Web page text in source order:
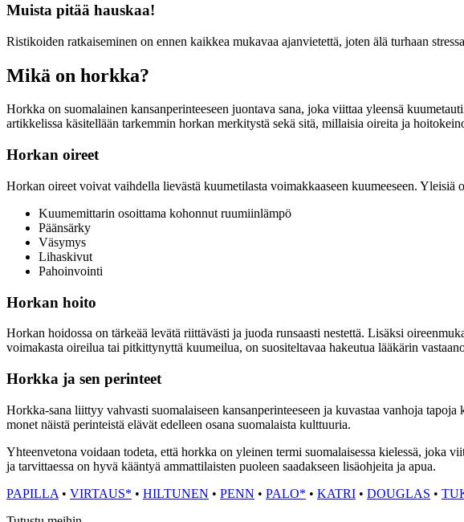
Muista pitää hauskaa!
Ristikoiden ratkaiseminen on ennen kaikkea mukavaa ajanvietettä, joten älä turhaan
Mikä on horkka?
Horkka on suomalainen kansanperinteeseen juontava sana, joka viittaa yleensä
artikkelissa käsitellään tarkemmin horkan merkitystä sekä sitä, millaisia oireita ja
Horkan oireet
Horkan oireet voivat vaihdella lievästä kuumetilasta voimakkaaseen kuumeeseen. Yleisiä
Kuumemittarin osoittama kohonnut ruumiinlämpö
Päänsärky
Väsymys
Lihaskivut
Pahoinvointi
Horkan hoito
Horkan hoidossa on tärkeää levätä riittävästi ja juoda runsaasti nestettä. Lisäksi
voimakasta oireilua tai pitkittynyttä kuumeilua, on suositeltavaa hakeutua lääkärin
Horkka ja sen perinteet
Horkka-sana liittyy vahvasti suomalaiseen kansanperinteeseen ja kuvastaa vanhoja
monet näistä perinteistä elävät edelleen osana suomalaista kulttuuria.
Yhteenvetona voidaan todeta, että horkka on yleinen termi suomalaisessa kielessä, joka
ja tarvittaessa on hyvä kääntyä ammattilaisten puoleen saadakseen lisäohjeita ja apua.
PAPILLA • VIRTAUS* • HILTUNEN • PENN • PALO* • KATRI • DOUGLAS •